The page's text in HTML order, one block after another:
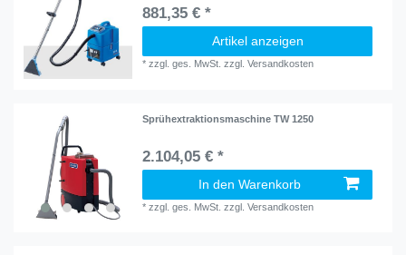
881,35 € *
Artikel anzeigen
*zzgl. ges. MwSt. zzgl.Versandkosten
Sprühextraktionsmaschine TW 1250
2.104,05 € *
In den Warenkorb
*zzgl. ges. MwSt. zzgl.Versandkosten